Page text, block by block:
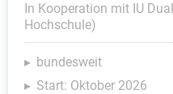
In Kooperation mit IU
Hochschule)
bundesweit
Start: Oktober 2026